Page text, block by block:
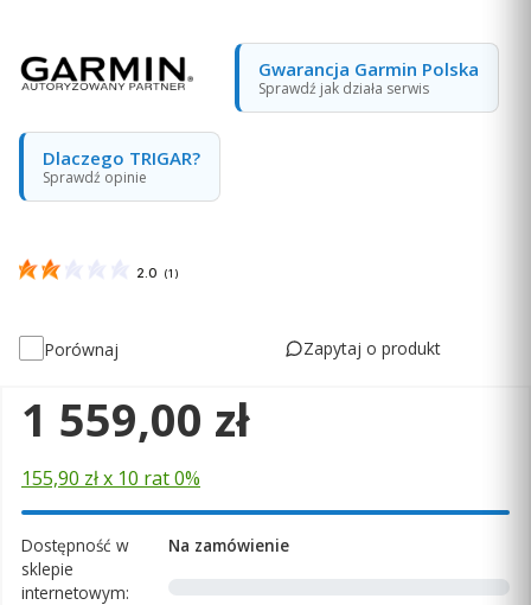
Gwarancja Garmin Polska
Sprawdź jak działa serwis
Dlaczego TRIGAR?
Sprawdź opinie
2.0 (1 )
Porównaj Zapytaj o produkt
Cena
1 559,00 zł
155,90 zł x 10 rat 0%
Dostępność w
sklepie
internetowym:
Na zamówienie